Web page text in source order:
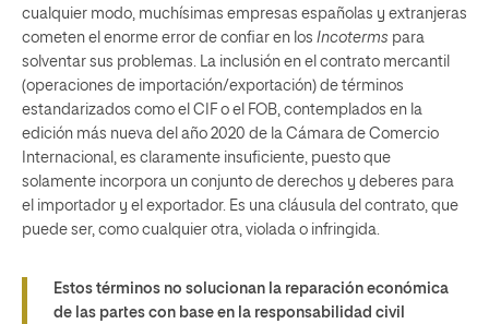
cualquier modo, muchísimas empresas españolas y extranjeras
cometen el enorme error de confiar en los Incoterms para
solventar sus problemas. La inclusión en el contrato mercantil
(operaciones de importación/exportación) de términos
estandarizados como el CIF o el FOB, contemplados en la
edición más nueva del año 2020 de la Cámara de Comercio
Internacional, es claramente insuficiente, puesto que
solamente incorpora un conjunto de derechos y deberes para
el importador y el exportador. Es una cláusula del contrato, que
puede ser, como cualquier otra, violada o infringida.
Estos términos no solucionan la reparación económica
de las partes con base en la responsabilidad civil